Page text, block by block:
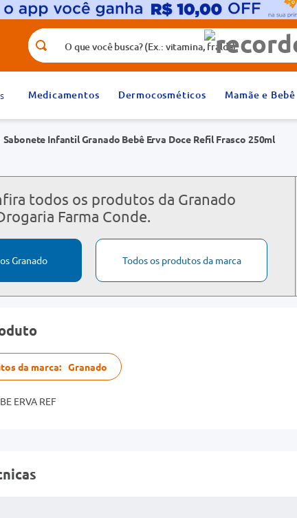
você busca? (Ex.: vitamina, fralda)
Medicamentos Dermocosméticos Mamãe e Bebê
Sabonete Infantil Granado Bebê Erva Doce Refil Frasco 250ml
todos os produtos da Granado
Farma Conde.
Granado Todos os produtos da marca
da marca: Granado
ERVA REF
mais buscados
1
medicamento 2º
fralda
º dipirona 6º
absorvente